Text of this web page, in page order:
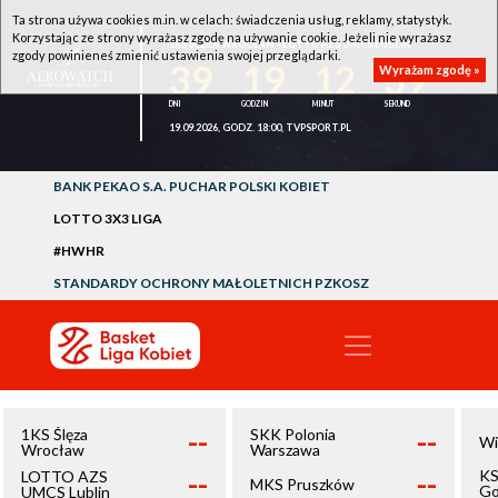
1KS ŚLĘZA WROCŁAW - LOTTO AZS UMCS LUBLIN
39
19.09.2026, GODZ. 18:00, TVPSPORT.PL
BANK PEKAO S.A. PUCHAR POLSKI KOBIET
LOTTO 3X3 LIGA
#HWHR
STANDARDY OCHRONY MAŁOLETNICH PZKOSZ
1KS Ślęza
Wrocław
--
LOTTO AZS
UMCS Lublin
--
SKK Polonia
Warszawa
--
MKS Pruszków --
Ta strona używa cookies m.in. w celach: świadczenia usług, reklamy, statystyk.
Korzystając ze strony wyrażasz zgodę na używanie cookie. Jeżeli nie wyrażasz
zgody powinieneś zmienić ustawienia swojej przeglądarki.
Wyrażam zgodę »